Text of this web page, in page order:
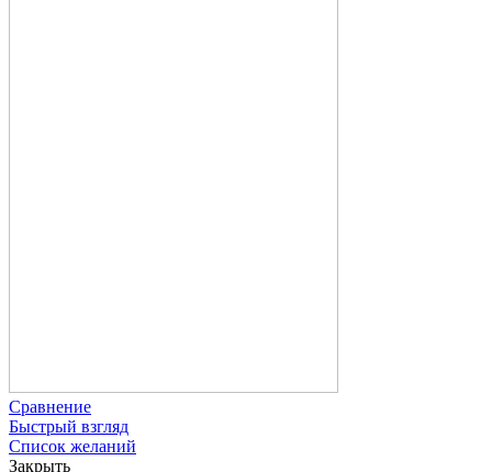
Сравнение
Быстрый взгляд
Список желаний
Закрыть